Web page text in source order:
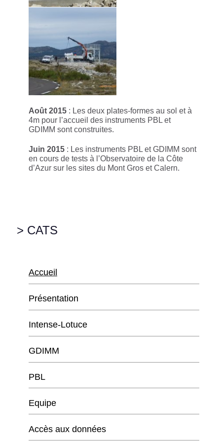
Août 2015 : Les deux plates-formes au sol et à
4m pour l’accueil des instruments PBL et
GDIMM sont construites.
Juin 2015 : Les instruments PBL et GDIMM sont
en cours de tests à l’Observatoire de la Côte
d’Azur sur les sites du Mont Gros et Calern.
> CATS
Accueil
Présentation
Intense-Lotuce
GDIMM
PBL
Equipe
Accès aux données